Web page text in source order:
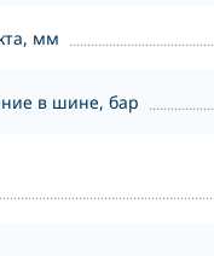
мм
в шине, бар